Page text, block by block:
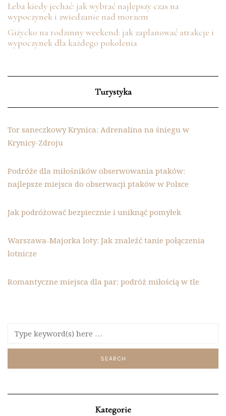
Łeba kiedy jechać: jak wybrać najlepszy czas na
wypoczynek i zwiedzanie nad morzem
Giżycko na rodzinny weekend: jak zaplanować atrakcje i
wypoczynek dla każdego pokolenia
Turystyka
Tor saneczkowy Krynica: Adrenalina na śniegu w
Krynicy-Zdroju
Podróże dla miłośników obserwowania ptaków:
najlepsze miejsca do obserwacji ptaków w Polsce
Jak podróżować bezpiecznie i uniknąć pomyłek
Warszawa-Majorka loty: Jak znaleźć tanie połączenia
lotnicze
Romantyczne miejsca dla par: podróż miłością w tle
Kategorie